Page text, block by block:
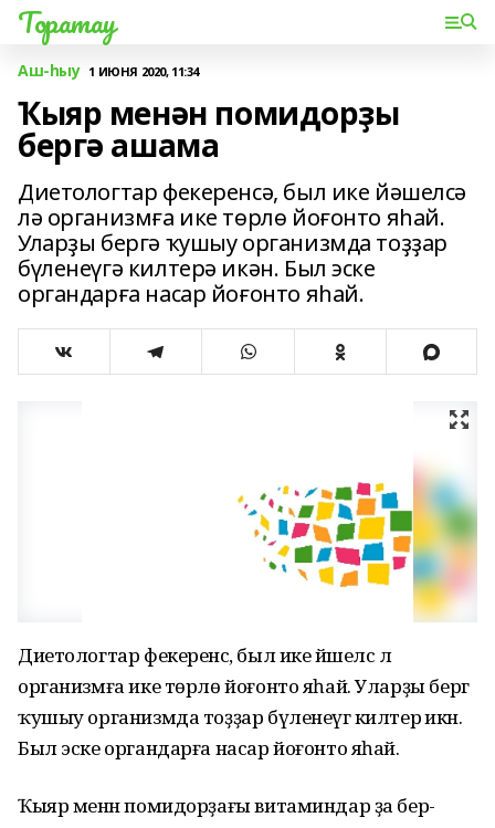
Торатау
Аш-һыу 1 ИЮНЯ 2020, 11:34
Ҡыяр менән помидорҙы
бергә ашама
Диетологтар фекеренсә, был ике йәшелсә
лә организмға ике төрлө йоғонто яһай.
Уларҙы бергә ҡушыу организмда тоҙҙар
бүленеүгә килтерә икән. Был эске
органдарға насар йоғонто яһай.
Диетологтар фекеренсә, был ике йәшелсә лә
организмға ике төрлө йоғонто яһай. Уларҙы бергә
ҡушыу организмда тоҙҙар бүленеүгә килтерә икән.
Был эске органдарға насар йоғонто яһай.
Ҡыяр менән помидорҙағы витаминдар ҙа бер-